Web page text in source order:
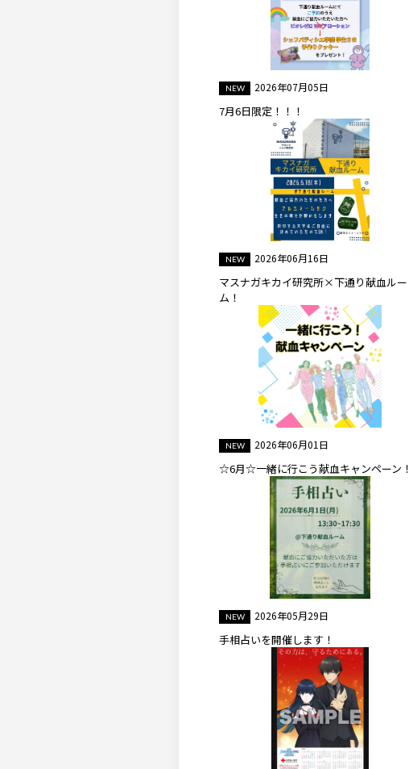
2026年07月05日
7月6日限定！！！
2026年06月16日
マスナガキカイ研究所×下通り献血ルー
ム！
2026年06月01日
☆6月☆一緒に行こう献血キャンペーン！
2026年05月29日
手相占いを開催します！